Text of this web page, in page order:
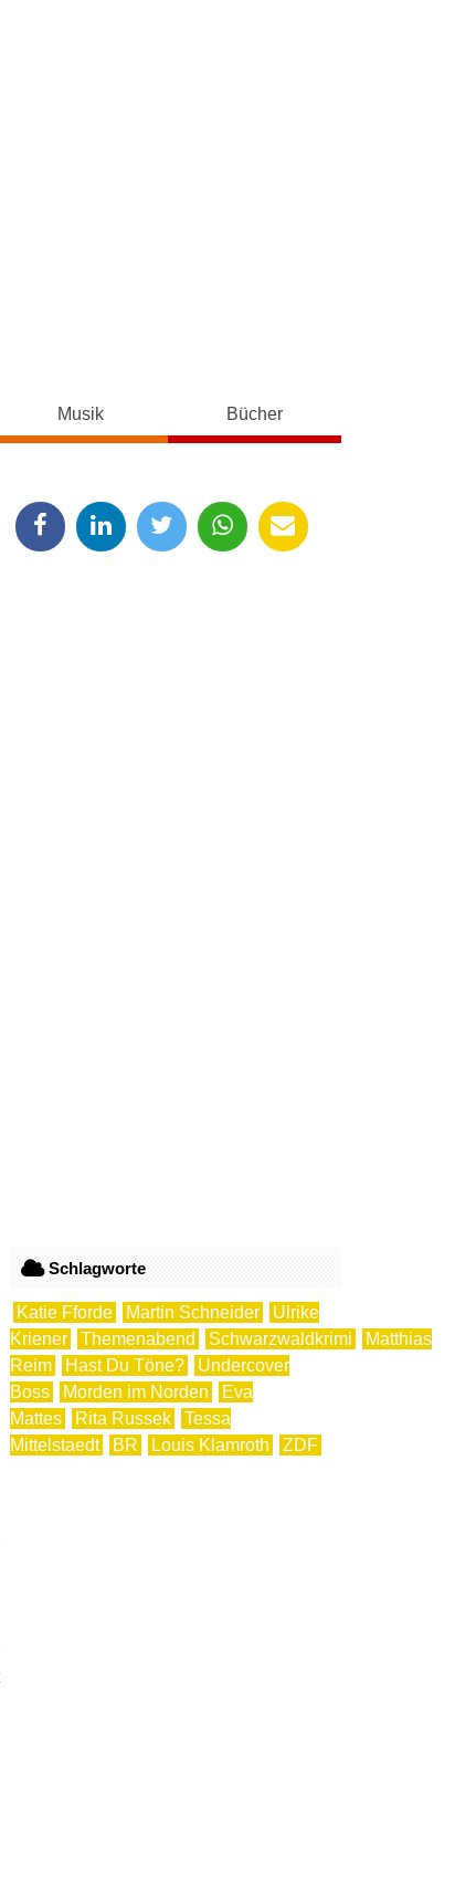
Musik Bücher
Schlagworte
Katie Fforde Martin Schneider
Ulrike
Kriener
Themenabend Schwarzwaldkrimi
Matthias
Reim
Hast Du Töne?
Undercover
Boss
Morden im Norden
Eva
Mattes
Rita Russek
Tessa
Mittelstaedt
BR Louis Klamroth ZDF